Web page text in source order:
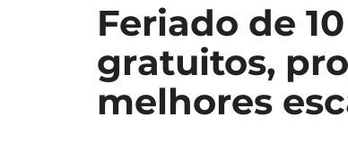
Feriado de
gratuitos,
melhores